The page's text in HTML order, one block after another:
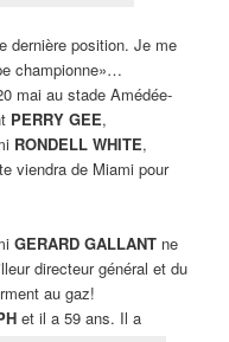
dernière position. Je me
championne»…
mai au stade Amédée-
PERRY GEE,
RONDELL WHITE,
viendra de Miami pour
GERARD GALLANTne
directeur général et du
au gaz!
et il a 59 ans. Il a